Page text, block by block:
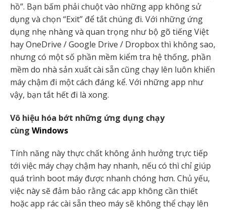
hồ”. Bạn bấm phải chuột vào những app không sử
dụng và chọn “Exit” để tắt chúng đi. Với những ứng
dụng nhẹ nhàng và quan trọng như bộ gõ tiếng Việt
hay OneDrive / Google Drive / Dropbox thì không sao,
nhưng có một số phần mềm kiểm tra hệ thống, phần
mềm do nhà sản xuất cài sẵn cũng chạy lên luôn khiến
máy chậm đi một cách đáng kể. Với những app như
vậy, bạn tắt hết đi là xong.
Vô hiệu hóa bớt những ứng dụng chạy
cùng Windows
Tính năng này thực chất không ảnh hưởng trực tiếp
tới việc máy chạy chậm hay nhanh, nếu có thì chỉ giúp
quá trình boot máy được nhanh chóng hơn. Chủ yếu,
việc này sẽ đảm bảo rằng các app không cần thiết
hoặc app rác cài sẵn theo máy sẽ không thể chạy lên